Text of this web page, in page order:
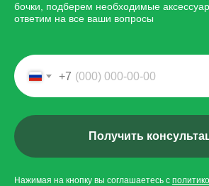
бочки, подберем необходимые
ответим на все ваши вопросы
+7
Получить
Нажимая на кнопку вы соглашаетесь с